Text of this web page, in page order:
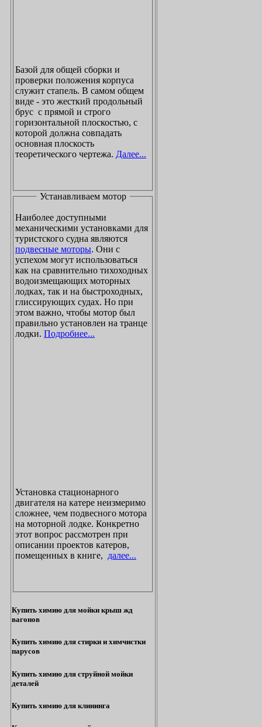
Базой для общей сборки и
проверки положения корпуса
служит стапель. В самом общем
виде - это жесткий продольный
брус с прямой и строго
горизонтальной плоскостью, с
которой должна совпадать
основная плоскость
теоретического чертежа. Далее...
Устанавливаем мотор
Наиболее доступными
механическими установками для
туристского судна являются
подвесные моторы. Они с
успехом могут использоваться
как на сравнительно тихоходных
водоизмещающих моторных
лодках, так и на быстроходных,
глиссирующих судах. Но при
этом важно, чтобы мотор был
правильно установлен на транце
лодки. Подробнее...
Установка стационарного
двигателя на катере неизмеримо
сложнее, чем подвесного мотора
на моторной лодке. Конкретно
этот вопрос рассмотрен при
описании проектов катеров,
помещенных в книге, далее...
Купить химию для мойки крыш жд
вагонов
Купить химию для стирки и химчистки
парусов
Купить химию для струйной мойки
деталей
Купить химию для клининга